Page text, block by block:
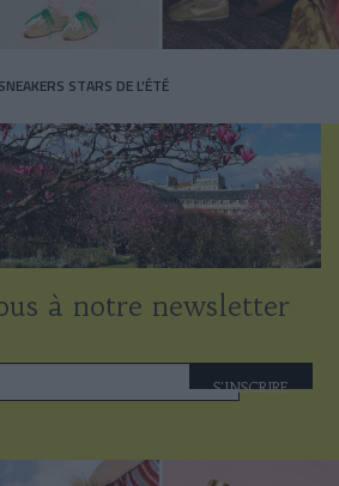
STARS DE L’ÉTÉ
à notre newsletter
S'INSCRIRE